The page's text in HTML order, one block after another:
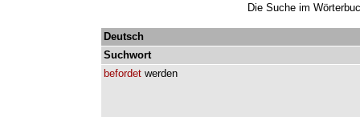
Die Suche im
Deutsch
Suchwort
befordet werden